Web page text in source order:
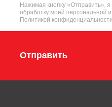
Нажимая кнопку «Отправить», я
обработку моей персональной
Политикой конфиденциальности
Отправить